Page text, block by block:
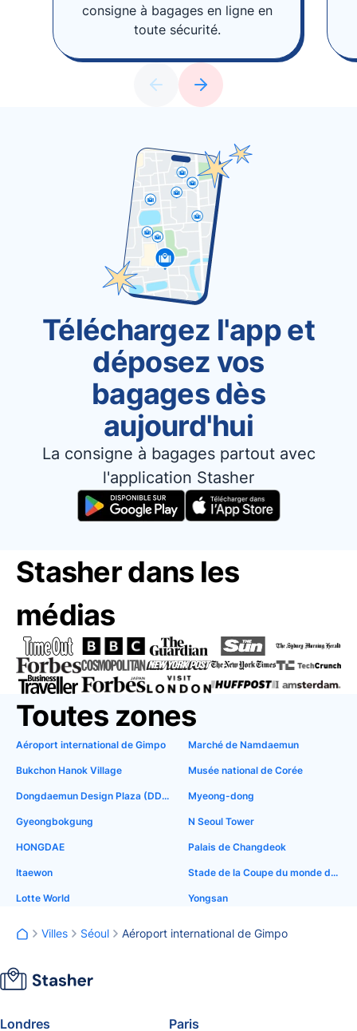
consigne à bagages en ligne en
toute sécurité.
Téléchargez l'app et
déposez vos
bagages dès
aujourd'hui
La consigne à bagages partout avec
l'application Stasher
Stasher dans les
médias
Toutes zones
Aéroport international de Gimpo
Bukchon Hanok Village
Dongdaemun Design Plaza (DDP)
Gyeongbokgung
HONGDAE
Itaewon
Lotte World
Marché de Namdaemun
Musée national de Corée
Myeong-dong
N Seoul Tower
Palais de Changdeok
Stade de la Coupe du monde de Séoul
Yongsan
Villes Séoul Aéroport international de Gimpo
Londres Paris